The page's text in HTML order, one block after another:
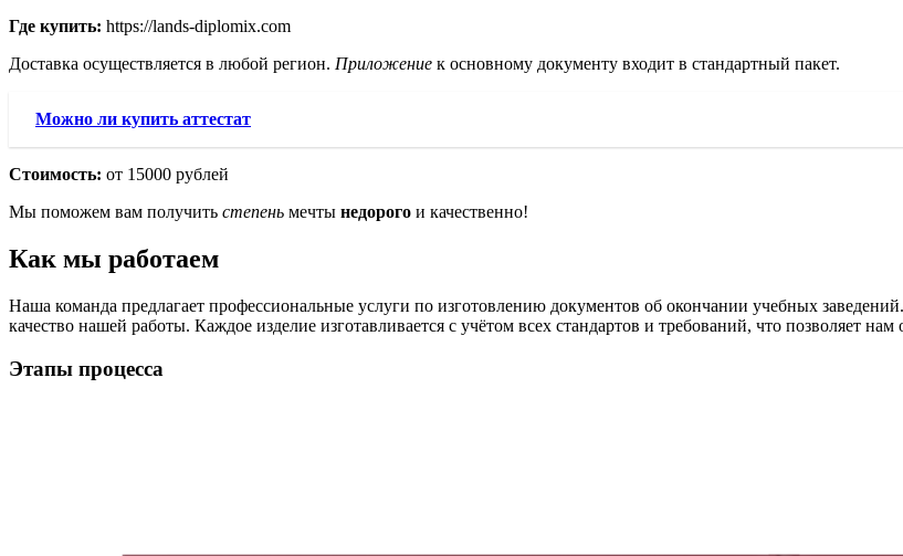
Где купить: https://lands-diplomix.com
Доставка осуществляется в любой регион. Приложение к основному документу входит в стандартный пакет.
Можно ли купить аттестат
Стоимость: от 15000 рублей
Мы поможем вам получить степень мечты недорого и качественно!
Как мы работаем
Наша команда предлагает профессиональные услуги по изготовлению документов об окончании учебных
качество нашей работы. Каждое изделие изготавливается с учётом всех стандартов и требований, что позволяет
Этапы процесса